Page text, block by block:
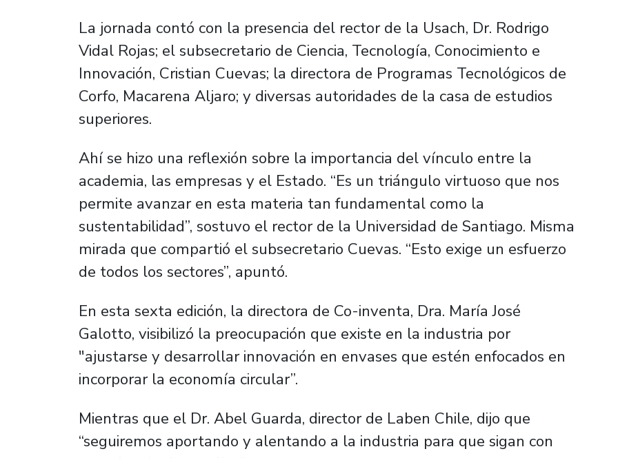
La jornada contó con la presencia del rector de la Usach, Dr. Rodrigo
Vidal Rojas; el subsecretario de Ciencia, Tecnología, Conocimiento e
Innovación, Cristian Cuevas; la directora de Programas Tecnológicos de
Corfo, Macarena Aljaro; y diversas autoridades de la casa de estudios
superiores.
Ahí se hizo una reflexión sobre la importancia del vínculo entre la
academia, las empresas y el Estado. “Es un triángulo virtuoso que nos
permite avanzar en esta materia tan fundamental como la
sustentabilidad”, sostuvo el rector de la Universidad de Santiago. Misma
mirada que compartió el subsecretario Cuevas. “Esto exige un esfuerzo
de todos los sectores”, apuntó.
En esta sexta edición, la directora de Co-inventa, Dra. María José
Galotto, visibilizó la preocupación que existe en la industria por
"ajustarse y desarrollar innovación en envases que estén enfocados en
incorporar la economía circular”.
Mientras que el Dr. Abel Guarda, director de Laben Chile, dijo que
“seguiremos aportando y alentando a la industria para que sigan con